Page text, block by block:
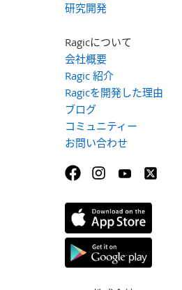
研究開発
Ragicについて
会社概要
Ragic 紹介
Ragicを開発した理由
ブログ
コミュニティー
お問い合わせ